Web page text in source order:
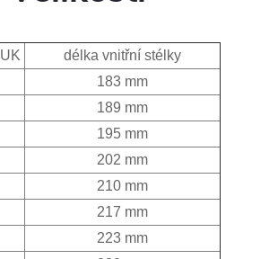
UK
délka vnitřní stélky
183 mm
189 mm
195 mm
202 mm
210 mm
217 mm
223 mm